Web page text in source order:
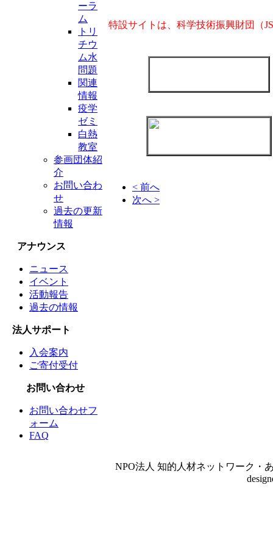
ーラ
ム
トリ
チウ
ム水
問題
関連
情報
疫学
ゼミ
白熱
教室
参画団体紹
介
お問い合わ
せ
過去の更新
情報
アナウンス
ニュース
イベント
活動報告
過去の情報
法人サポート
入会案内
ご寄付受付
お問い合わせ
お問い合わせフ
ォーム
FAQ
特設サイトは、科学技術振興財団（
< 前へ
次へ >
NPO法人 知的人材ネットワーク・